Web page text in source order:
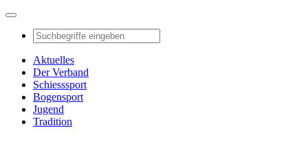
Aktuelles
Der Verband
Schiesssport
Bogensport
Jugend
Tradition